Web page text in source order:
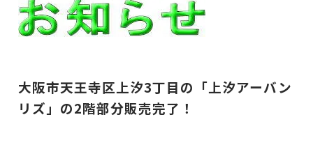
大阪市天王寺区上汐3丁目の「上汐アーバン
リズ」の2階部分販売完了！